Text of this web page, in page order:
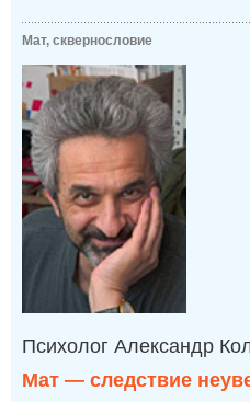
Мат, сквернословие
Психолог Александр
Мат — следствие